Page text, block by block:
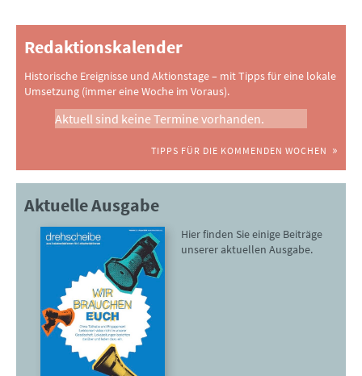
Redaktionskalender
Historische Ereignisse und Aktionstage – mit Tipps für eine lokale
Umsetzung (immer eine Woche im Voraus).
Aktuell sind keine Termine vorhanden.
TIPPS FÜR DIE KOMMENDEN WOCHEN
Aktuelle Ausgabe
Hier finden Sie einige Beiträge
unserer aktuellen Ausgabe.